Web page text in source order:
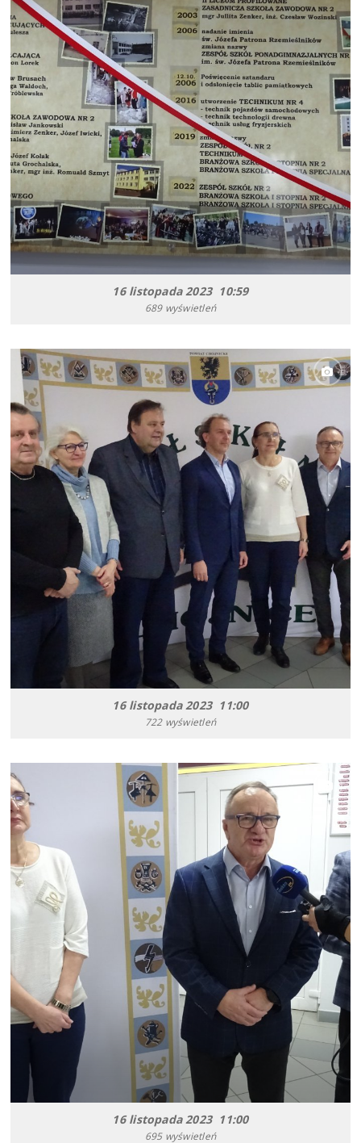
16 listopada 2023 10:59
689 wyświetleń
16 listopada 2023 11:00
722 wyświetleń
16 listopada 2023 11:00
695 wyświetleń